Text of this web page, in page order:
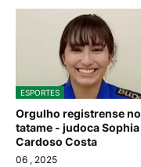
ESPORTES
Orgulho registrense no
tatame - judoca Sophia
Cardoso Costa
06 , 2025